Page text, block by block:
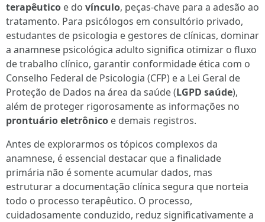
terapêutico e do vínculo, peças-chave para a adesão ao
tratamento. Para psicólogos em consultório privado,
estudantes de psicologia e gestores de clínicas, dominar
a anamnese psicológica adulto significa otimizar o fluxo
de trabalho clínico, garantir conformidade ética com o
Conselho Federal de Psicologia (CFP) e a Lei Geral de
Proteção de Dados na área da saúde (LGPD saúde),
além de proteger rigorosamente as informações no
prontuário eletrônico e demais registros.
Antes de explorarmos os tópicos complexos da
anamnese, é essencial destacar que a finalidade
primária não é somente acumular dados, mas
estruturar a documentação clínica segura que norteia
todo o processo terapêutico. O processo,
cuidadosamente conduzido, reduz significativamente a